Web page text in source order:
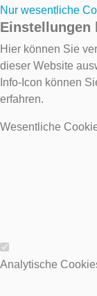
Nur wesentliche
Einstellungen
Hier können Sie
dieser Website
Info-Icon können
erfahren.
Wesentliche
Wesentliche
Analytische